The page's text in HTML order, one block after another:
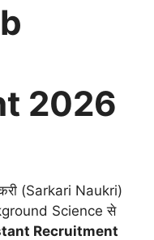
2026
(Sarkari Naukri)
Science से
Recruitment